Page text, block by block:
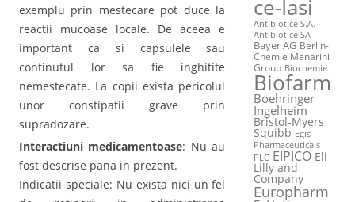
exemplu prin mestecare pot duce la
reactii mucoase locale. De aceea e
important ca si capsulele sau
continutul lor sa fie inghitite
nemestecate. La copii exista pericolul
unor constipatii grave prin
supradozare.
Interactiuni medicamentoase: Nu au
fost descrise pana in prezent.
Indicatii speciale: Nu exista nici un fel
ce-Iasi
Antibiotice S.A.
Antibiotice SA
Bayer AG Berlin-
Chemie Menarini
Group Biochemie
Biofarm
Boehringer
Ingelheim
Bristol-Myers
Squibb Egis
Pharmaceuticals
PLC EIPICO Eli
Lilly and
Company
Europharm